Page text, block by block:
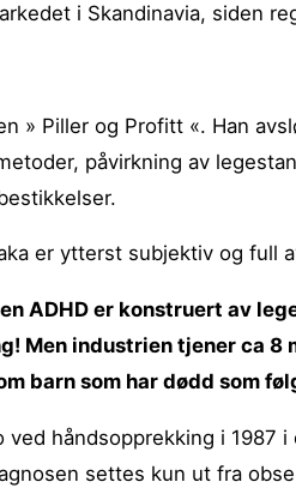
i Skandinavia, siden
» Piller og Profitt «. Han
påvirkning av
er ytterst subjektiv og full
ADHD er konstruert av
Men industrien tjener ca
barn som har dødd som
ved håndsopprekking i
settes kun ut fra